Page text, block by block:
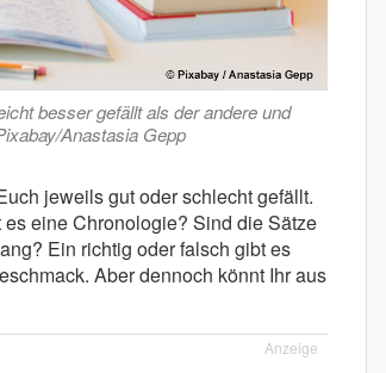
besser gefällt als der andere und
Anastasia Gepp
jeweils gut oder schlecht gefällt.
eine Chronologie? Sind die Sätze
Ein richtig oder falsch gibt es
Aber dennoch könnt Ihr aus
Anzeige